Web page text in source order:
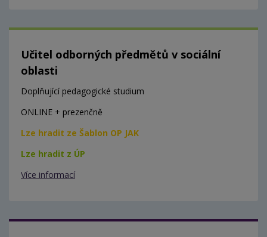
Učitel odborných předmětů v sociální
oblasti
Doplňující pedagogické studium
ONLINE + prezenčně
Lze hradit ze Šablon OP JAK
Lze hradit z ÚP
Více informací